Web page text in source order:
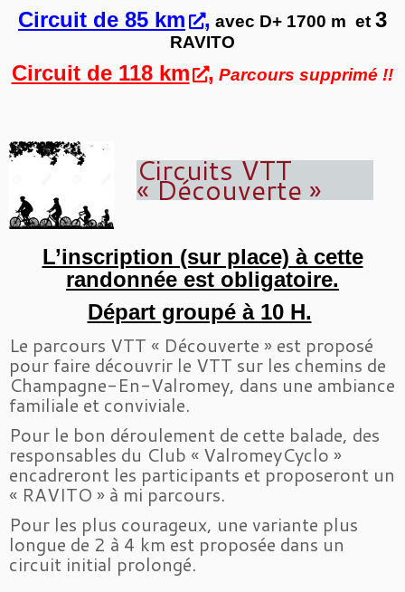
Circuit de 85 km , avec D+ 1700 m et 3
RAVITO
Circuit de 118 km , Parcours supprimé !!
Circuits VTT
« Découverte »
L’inscription (sur place) à cette
randonnée est obligatoire.
Départ groupé à 10 H.
Le parcours VTT « Découverte » est proposé
pour faire découvrir le VTT sur les chemins de
Champagne-En-Valromey, dans une ambiance
familiale et conviviale.
Pour le bon déroulement de cette balade, des
responsables du Club « ValromeyCyclo »
encadreront les participants et proposeront un
« RAVITO » à mi parcours.
Pour les plus courageux, une variante plus
longue de 2 à 4 km est proposée dans un
circuit initial prolongé.